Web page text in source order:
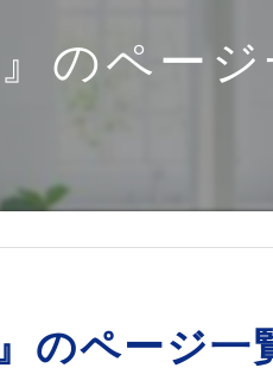
のページ
のページ一